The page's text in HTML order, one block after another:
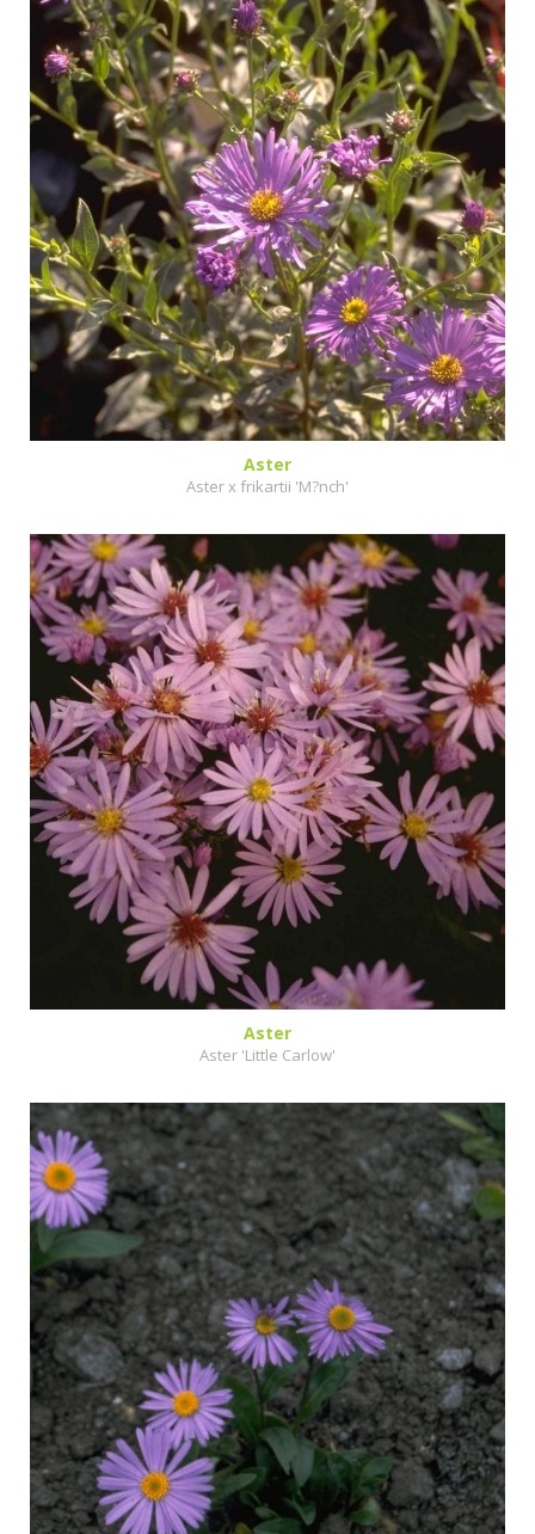
Aster
Aster x frikartii 'M?nch'
Aster
Aster 'Little Carlow'